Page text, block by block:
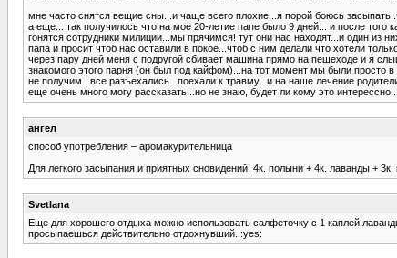
мне часто снятся вещие сны...и чаще всего плохие...я порой боюсь
а еще... так получилось что на мое 20-летие папе было 9 дней... и после того
гонятся сотрудники милиции...мы прячимся! тут они нас находят...и один из
папа и просит чтоб нас оставили в покое...чтоб с ним делали что хотели
через пару дней меня с подругой сбивает машина прямо на пешеходе и я
знакомого этого парня (он был под кайфом)...на тот момент мы были просто
не получим...все разъехались...поехали к травму...и на наше лечение
еще очень много могу рассказать...но не знаю, будет ли кому это интерессно...
ангел
способ употребления – аромакурительница
Для легкого засыпания и приятных сновидений: 4к. полыни + 4к. лаванды +
Svetlana
Еще для хорошего отдыха можно использовать салфеточку с 1 каплей
просыпаешься действительно отдохнувший. :yes: